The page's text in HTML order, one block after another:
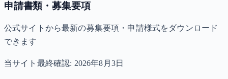
申請書類・募集要項
公式サイトから最新の募集要項・申請様式をダウンロード
できます
当サイト最終確認: 2026年8月3日